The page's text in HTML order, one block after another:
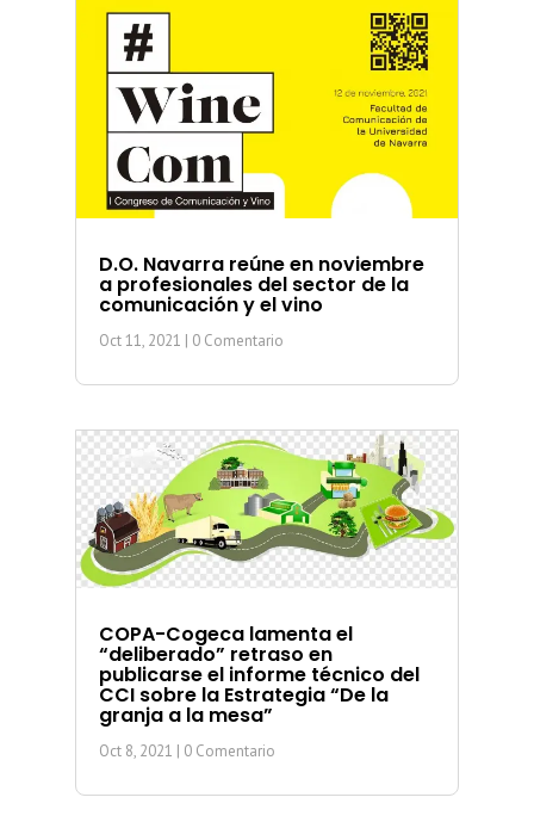
D.O. Navarra reúne en noviembre
a profesionales del sector de la
comunicación y el vino
Oct 11, 2021 | 0 Comentario
COPA-Cogeca lamenta el
“deliberado” retraso en
publicarse el informe técnico del
CCI sobre la Estrategia “De la
granja a la mesa”
Oct 8, 2021 | 0 Comentario